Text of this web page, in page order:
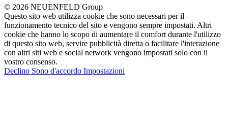
© 2026 NEUENFELD Group
Questo sito web utilizza cookie che sono necessari per il
funzionamento tecnico del sito e vengono sempre impostati. Altri
cookie che hanno lo scopo di aumentare il comfort durante l'utilizzo
di questo sito web, servire pubblicità diretta o facilitare l'interazione
con altri siti web e social network vengono impostati solo con il
vostro consenso.
Declino Sono d'accordo Impostazioni